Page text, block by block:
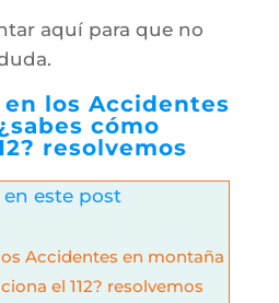
aquí para que no
los Accidentes
cómo
resolvemos
en este post
Accidentes en montaña
el 112? resolvemos